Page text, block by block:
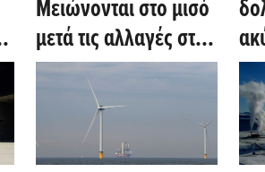
Μειώνονται στο μισό
μετά τις αλλαγές στις
επιδοτήσεις – Η
έκρηξη
εγκαταστάσεων
συνεχίζεται
δολ. στις